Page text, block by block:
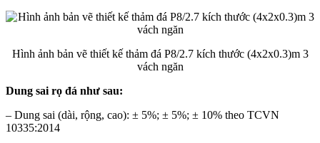
Hình ảnh bản vẽ thiết kế thảm đá P8/2.7 kích thước (4x2x0.3)m 3
vách ngăn
Dung sai rọ đá như sau:
– Dung sai (dài, rộng, cao): ± 5%; ± 5%; ± 10% theo TCVN
10335:2014